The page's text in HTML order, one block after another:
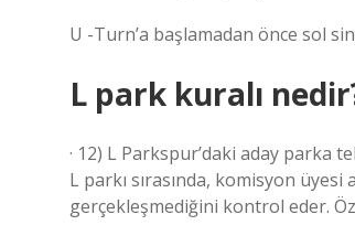
U -Turn’a başlamadan önce sol
L park kuralı
· 12) L Parkspur’daki aday parka
L parkı sırasında, komisyon
gerçekleşmediğini kontrol eder.